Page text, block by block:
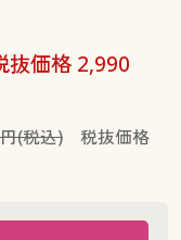
抜価格 2,990
(税込)税抜価格